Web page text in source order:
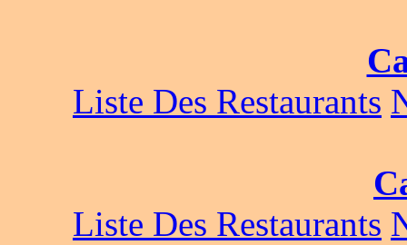
Liste Des Restaurants
Liste Des Restaurants